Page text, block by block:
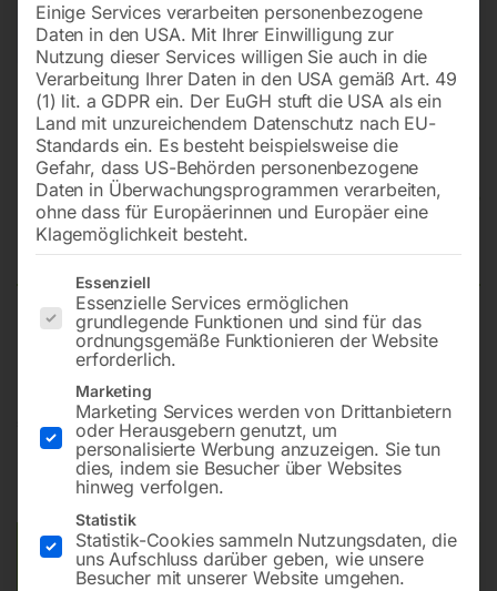
Endschalter für
Werkzeugklemmung
zu S 650 CNC neu
144,00
inkl. MwSt. zzgl.Versandkosten
Lieferzeit:ca. 2 - 3 Tage
Versandkosten Standard (Österreich): €10,00
Bitte beachten Sie: Die Versandkosten gelten für Österreich.
Einige Services verarbeiten personenbezogene
Daten in den USA. Mit Ihrer Einwilligung zur
Nutzung dieser Services willigen Sie auch in die
Verarbeitung Ihrer Daten in den USA gemäß Art. 49
(1) lit. a GDPR ein. Der EuGH stuft die USA als ein
Land mit unzureichendem Datenschutz nach EU-
Standards ein. Es besteht beispielsweise die
Gefahr, dass US-Behörden personenbezogene
Daten in Überwachungsprogrammen verarbeiten,
ohne dass für Europäerinnen und Europäer eine
Klagemöglichkeit besteht.
Es folgt eine Liste der Service-Gruppen, für die eine
Essenziell
Essenzielle Services ermöglichen
grundlegende Funktionen und sind für das
ordnungsgemäße Funktionieren der Website
erforderlich.
Marketing
Marketing Services werden von Drittanbietern
oder Herausgebern genutzt, um
personalisierte Werbung anzuzeigen. Sie tun
dies, indem sie Besucher über Websites
hinweg verfolgen.
Statistik
Statistik-Cookies sammeln Nutzungsdaten, die
uns Aufschluss darüber geben, wie unsere
Besucher mit unserer Website umgehen.